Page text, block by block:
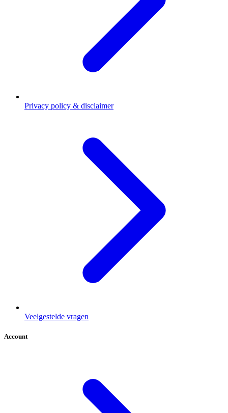
Privacy policy & disclaimer
Veelgestelde vragen
Account